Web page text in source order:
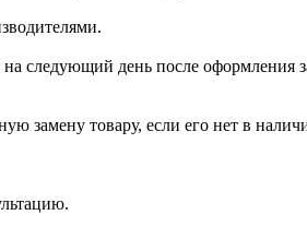
следующий день после оформления
замену товару, если его нет в